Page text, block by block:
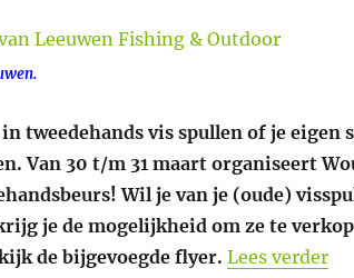
tweedehands vis spullen of je eigen
Van 30 t/m 31 maart organiseert
Wil je van je (oude)
je de mogelijkheid om ze te
de bijgevoegde flyer. Lees verder